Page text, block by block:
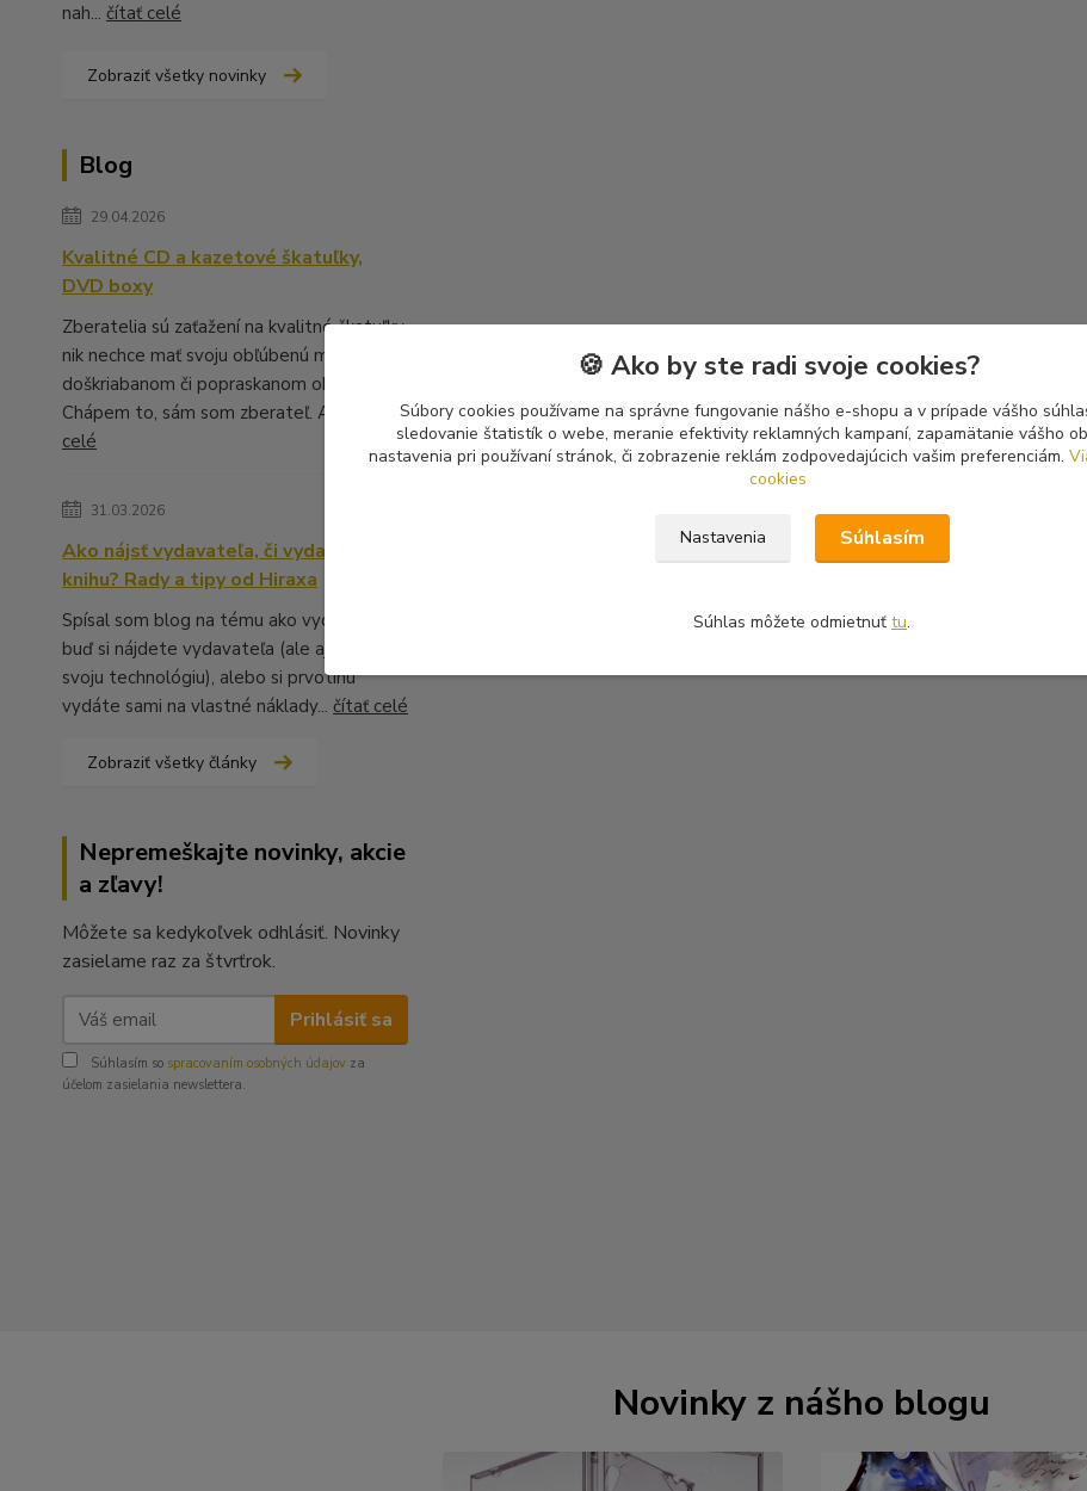
nah... čítať celé
Zobraziť všetky novinky
Blog
29.04.2026
Kvalitné CD a kazetové škatuľky,
DVD boxy
Zberatelia sú zaťažení na kvalitné škatuľky,
nik nechce mať svoju obľúbenú muziku v
doškriabanom či popraskanom obale.
Chápem to, sám som zberateľ. A ...
celé
31.03.2026
Ako nájsť vydavateľa, či vydať vlastnú
knihu? Rady a tipy od Hiraxa
Spísal som blog na tému ako vydať knihu -
buď si nájdete vydavateľa (ale aj to má
svoju technológiu), alebo si prvotinu
vydáte sami na vlastné náklady... čítať celé
Zobraziť všetky články
Nepremeškajte novinky, akcie
a zľavy!
Môžete sa kedykoľvek odhlásiť. Novinky
zasielame raz za štvrťrok.
Prihlásiť sa
Súhlasím so spracovaním osobných údajov za
účelom zasielania newslettera.
Novinky z nášho blogu
🍪 Ako by ste radi svoje cookies?
Súbory cookies používame na správne fungovanie nášho e-shopu a v prípade vášho
sledovanie štatistík o webe, meranie efektivity reklamných kampaní, zapamätanie vášho
nastavenia pri používaní stránok, či zobrazenie reklám zodpovedajúcich vašim preferenciám.
cookies
Nastavenia Súhlasím
Súhlas môžete odmietnuť tu.